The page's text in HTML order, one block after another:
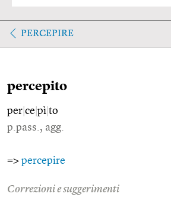
PERCEPIRE
percepito
per ce pì to
p.pass., agg.
=> percepire
Correzioni e suggerimenti